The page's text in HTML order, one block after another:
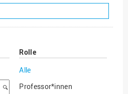
Rolle
Alle
Professor*innen